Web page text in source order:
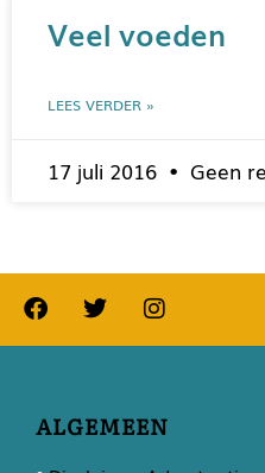
Veel voeden
LEES VERDER »
17 juli 2016 Geen
ALGEMEEN